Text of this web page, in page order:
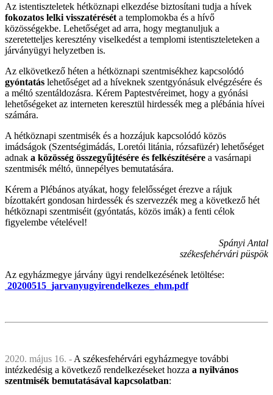
Az istentiszteletek hétköznapi elkezdése biztosítani tudja a hívek
fokozatos lelki visszatérését a templomokba és a hívő
közösségekbe. Lehetőséget ad arra, hogy megtanuljuk a
szeretetteljes keresztény viselkedést a templomi istentiszteleteken a
járványügyi helyzetben is.
Az elkövetkező héten a hétköznapi szentmisékhez kapcsolódó
gyóntatás lehetőséget ad a híveknek szentgyónásuk elvégzésére és
a méltó szentáldozásra. Kérem Paptestvéreimet, hogy a gyónási
lehetőségeket az interneten keresztül hirdessék meg a plébánia hívei
számára.
A hétköznapi szentmisék és a hozzájuk kapcsolódó közös
imádságok (Szentségimádás, Loretói litánia, rózsafüzér) lehetőséget
adnak a közösség összegyűjtésére és felkészítésére a vasárnapi
szentmisék méltó, ünnepélyes bemutatására.
Kérem a Plébános atyákat, hogy felelősséget érezve a rájuk
bízottakért gondosan hirdessék és szervezzék meg a következő hét
hétköznapi szentmiséit (gyóntatás, közös imák) a fenti célok
figyelembe vételével!
Spányi Antal
székesfehérvári püspök
Az egyházmegye járvány ügyi rendelkezésének letöltése:
20200515_jarvanyugyirendelkezes_ehm.pdf
2020. május 16. - A székesfehérvári egyházmegye további
intézkedésig a következő rendelkezéseket hozza a nyilvános
szentmisék bemutatásával kapcsolatban: